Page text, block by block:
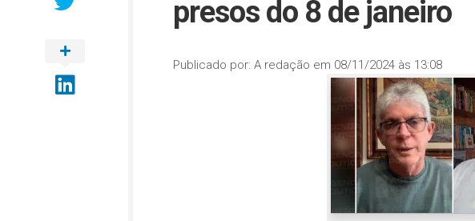
presos do 8 de janeiro
Publicado por: A redação em 08/11/2024 às 13:08